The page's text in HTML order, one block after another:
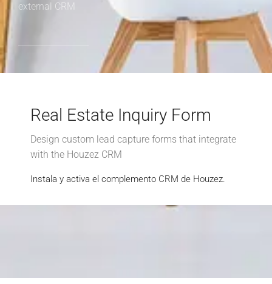
external CRM
Real Estate Inquiry Form
Design custom lead capture forms that integrate
with the Houzez CRM
Instala y activa el complemento CRM de Houzez.